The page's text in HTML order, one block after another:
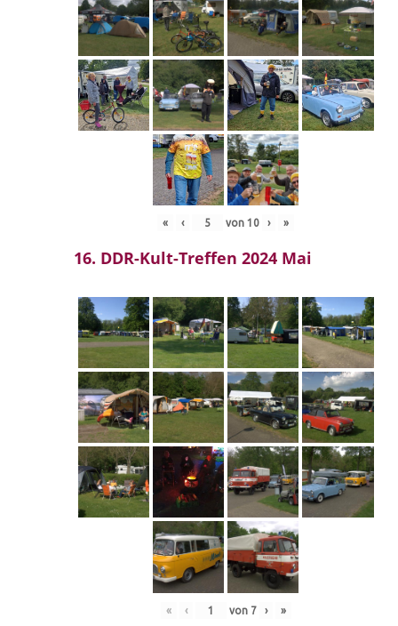
« ‹ von 10 › »
16. DDR-Kult-Treffen 2024 Mai
« ‹ von 7 › »